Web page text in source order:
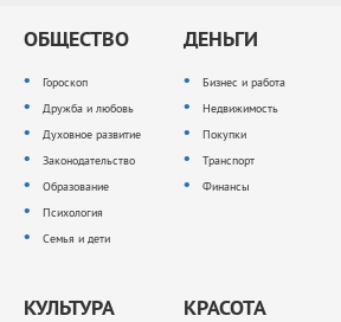
ОБЩЕСТВО
Гороскоп
Дружба и любовь
Духовное развитие
Законодательство
Образование
Психология
Семья и дети
ДЕНЬГИ
Бизнес и работа
Недвижимость
Покупки
Транспорт
Финансы
КУЛЬТУРА КРАСОТА